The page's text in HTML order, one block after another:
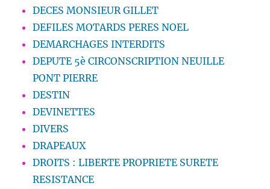
DECES MONSIEUR GILLET
DEFILES MOTARDS PERES NOEL
DEMARCHAGES INTERDITS
DEPUTE 5è CIRCONSCRIPTION NEUILLE
PONT PIERRE
DESTIN
DEVINETTES
DIVERS
DRAPEAUX
DROITS : LIBERTE PROPRIETE SURETE
RESISTANCE